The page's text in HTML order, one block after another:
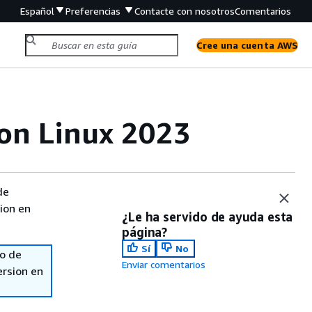
Español Preferencias Contacte con nosotrosComentarios
Cree una cuenta AWS
Linux 2023
en
de
en
¿Le ha servido de ayuda esta
página?
Sí
No
Enviar comentarios